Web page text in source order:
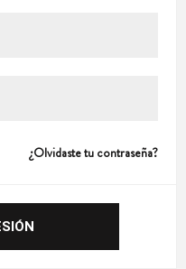
¿Olvidaste tu contraseña?